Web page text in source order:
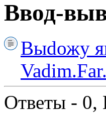
Ввод-
Выdожу
Ответы - 0,